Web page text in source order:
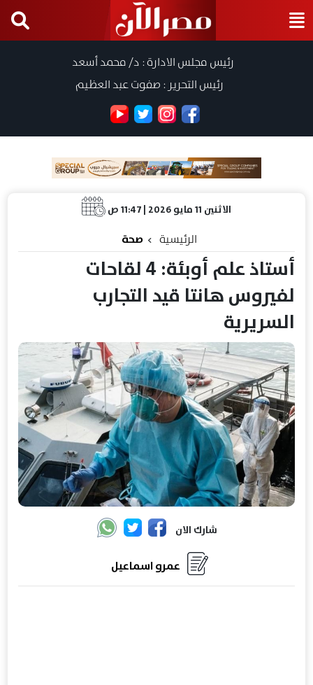
رئيس مجلس الادارة : د/ محمد أسعد
رئيس التحرير : صفوت عبد العظيم
الاثنين 11 مايو 2026 | 11:47 ص
الرئيسية صحة
أستاذ علم أوبئة: 4 لقاحات
لفيروس هانتا قيد التجارب
السريرية
شارك الان
عمرو اسماعيل